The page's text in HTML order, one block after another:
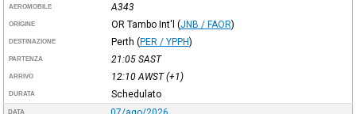
AEROMOBILE A343
ORIGINE OR Tambo Int'l (JNB / FAOR)
DESTINAZIONE Perth (PER / YPPH)
PARTENZA 21:05 SAST
ARRIVO 12:10 AWST(+1)
DURATA Schedulato
DATA